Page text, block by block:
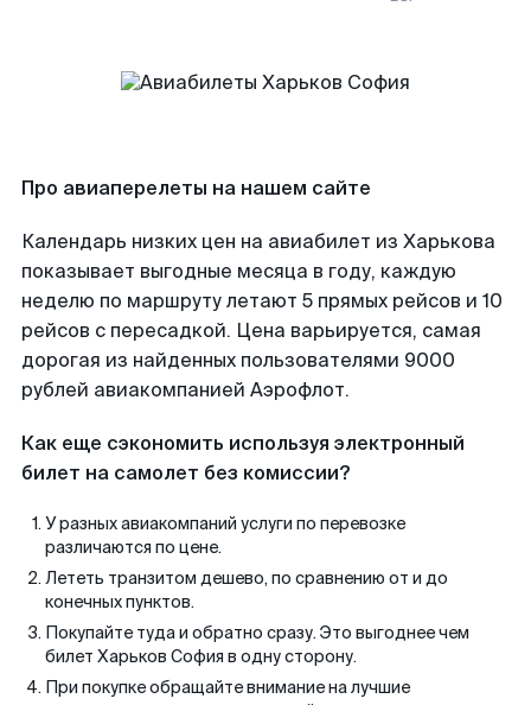
Про авиаперелеты на нашем сайте
Календарь низких цен на авиабилет из Харькова
показывает выгодные месяца в году, каждую
неделю по маршруту летают 5 прямых рейсов и 10
рейсов с пересадкой. Цена варьируется, самая
дорогая из найденных пользователями 9000
рублей авиакомпанией Аэрофлот.
Как еще сэкономить используя электронный
билет на самолет без комиссии?
У разных авиакомпаний услуги по перевозке
различаются по цене.
Лететь транзитом дешево, по сравнению от и до
конечных пунктов.
Покупайте туда и обратно сразу. Это выгоднее чем
билет Харьков София в одну сторону.
При покупке обращайте внимание на лучшие